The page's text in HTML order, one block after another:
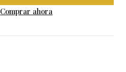
Comprar ahora